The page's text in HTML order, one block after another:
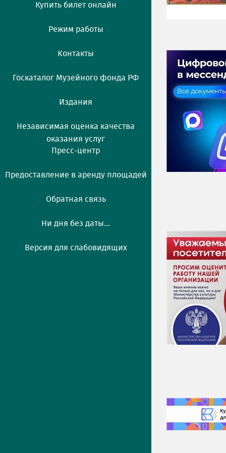
Купить билет онлайн
Режим работы
Контакты
Госкаталог Музейного фонда РФ
Издания
Независимая оценка качества
оказания услуг
Пресс-центр
Предоставление в аренду площадей
Обратная связь
Ни дня без даты...
Версия для слабовидящих